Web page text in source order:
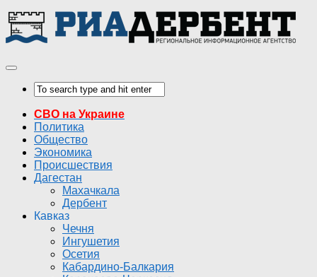
СВО на Украине
Политика
Общество
Экономика
Происшествия
Дагестан
Махачкала
Дербент
Кавказ
Чечня
Ингушетия
Осетия
Кабардино-Балкария